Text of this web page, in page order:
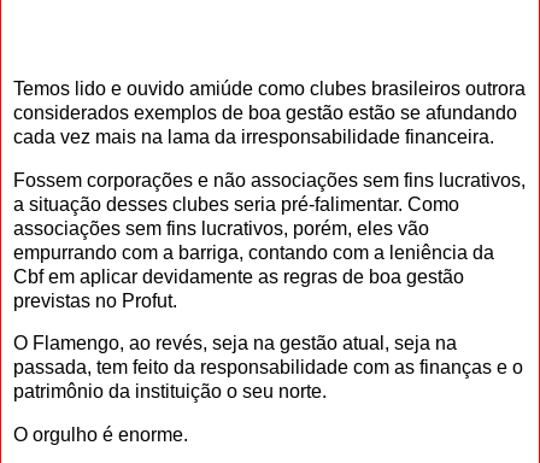
Temos lido e ouvido amiúde como clubes brasileiros outrora
considerados exemplos de boa gestão estão se afundando
cada vez mais na lama da irresponsabilidade financeira.
Fossem corporações e não associações sem fins lucrativos,
a situação desses clubes seria pré-falimentar. Como
associações sem fins lucrativos, porém, eles vão
empurrando com a barriga, contando com a leniência da
Cbf em aplicar devidamente as regras de boa gestão
previstas no Profut.
O Flamengo, ao revés, seja na gestão atual, seja na
passada, tem feito da responsabilidade com as finanças e o
patrimônio da instituição o seu norte.
O orgulho é enorme.